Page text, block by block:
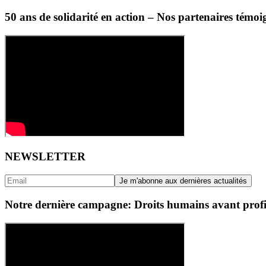
50 ans de solidarité en action – Nos partenaires
NEWSLETTER
Notre dernière campagne: Droits humains avant